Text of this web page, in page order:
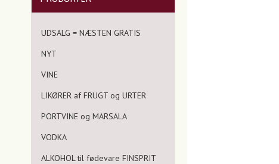
UDSALG = NÆSTEN GRATIS
NYT
VINE
LIKØRER af FRUGT og URTER
PORTVINE og MARSALA
VODKA
ALKOHOL til fødevare FINSPRIT